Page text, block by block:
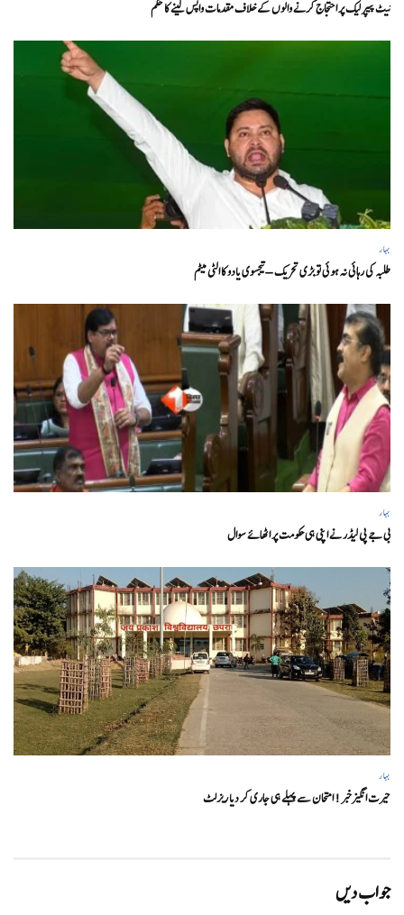
نیٹ پیپر لیک پر احتجاج کرنے والوں کے خلاف مقدمات واپس لینے کا حکم
بہار
طلبہ کی رہائی نہ ہوئی تو بڑی تحریک – تیجسوی یادو کا الٹی میٹم
بہار
بی جے پی لیڈر نے اپنی ہی حکومت پر اٹھائے سوال
بہار
حیرت انگیزخبر ! امتحان سے پہلے ہی جاری کر دیا ریزلٹ
جواب دیں